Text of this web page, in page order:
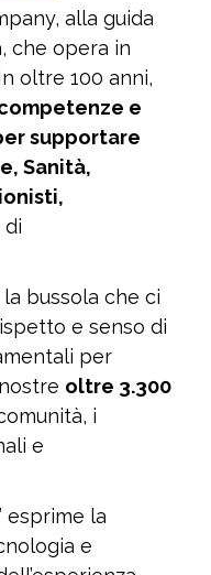
alla guida
che opera in
oltre 100 anni,
e
supportare
Sanità,
di
bussola che ci
e senso di
per
oltre 3.300
i
e
esprime la
e